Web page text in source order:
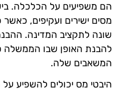
הם משפיעים על הכלכלה.
מסים ישירים ועקיפים,
שונה לתקציב המדינה.
להבנת האופן שבו הממשלה
המשאבים שלה.
היבטי מס יכולים להשפיע